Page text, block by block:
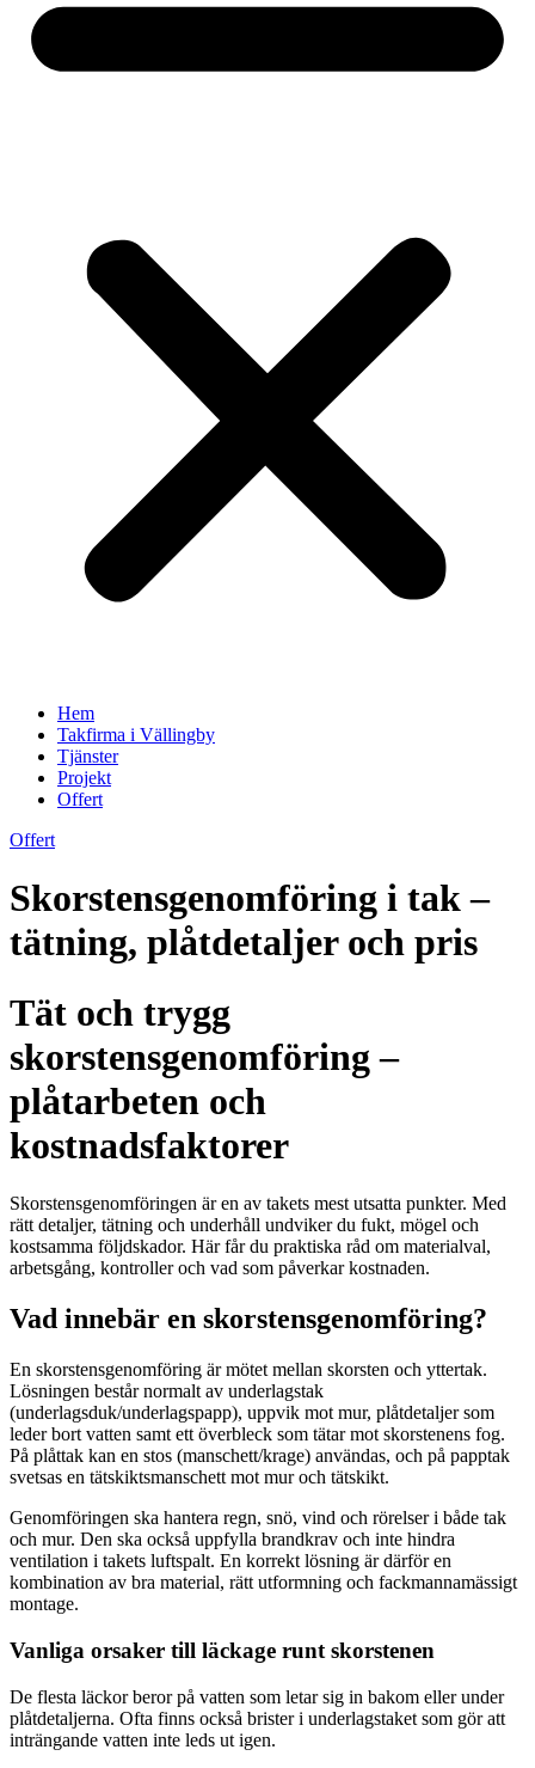
Hem
Takfirma i Vällingby
Tjänster
Projekt
Offert
Offert
Skorstensgenomföring i tak –
tätning, plåtdetaljer och pris
Tät och trygg
skorstensgenomföring –
plåtarbeten och
kostnadsfaktorer
Skorstensgenomföringen är en av takets mest utsatta punkter. Med
rätt detaljer, tätning och underhåll undviker du fukt, mögel och
kostsamma följdskador. Här får du praktiska råd om materialval,
arbetsgång, kontroller och vad som påverkar kostnaden.
Vad innebär en skorstensgenomföring?
En skorstensgenomföring är mötet mellan skorsten och yttertak.
Lösningen består normalt av underlagstak
(underlagsduk/underlagspapp), uppvik mot mur, plåtdetaljer som
leder bort vatten samt ett överbleck som tätar mot skorstenens fog.
På plåttak kan en stos (manschett/krage) användas, och på papptak
svetsas en tätskiktsmanschett mot mur och tätskikt.
Genomföringen ska hantera regn, snö, vind och rörelser i både tak
och mur. Den ska också uppfylla brandkrav och inte hindra
ventilation i takets luftspalt. En korrekt lösning är därför en
kombination av bra material, rätt utformning och fackmannamässigt
montage.
Vanliga orsaker till läckage runt skorstenen
De flesta läckor beror på vatten som letar sig in bakom eller under
plåtdetaljerna. Ofta finns också brister i underlagstaket som gör att
inträngande vatten inte leds ut igen.